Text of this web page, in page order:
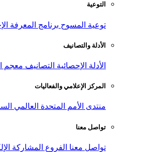
التوعية
توعية المسوح برنامج المعرفة
الأدلة والتصانيف
الأدلة الإحصائية التصانيف معجم
المركز الإعلامي والفعاليات
منتدى الأمم المتحدة العالمي
تواصل معنا
تواصل معنا الفروع المشاركة